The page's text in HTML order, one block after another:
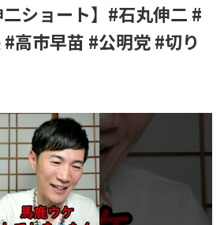
ショート】#石丸伸二 #
高市早苗 #公明党 #切り